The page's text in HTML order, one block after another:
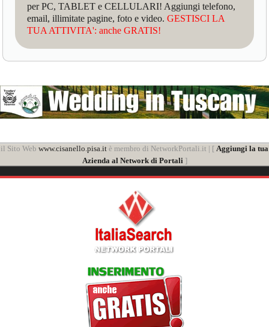
per PC, TABLET e CELLULARI! Aggiungi telefono,
email, illimitate pagine, foto e video.GESTISCI LA
TUA ATTIVITA': anche GRATIS!
il Sito Web www.cisanello.pisa.it è membro di NetworkPortali.it | [ Aggiungi la tua
Azienda al Network di Portali]